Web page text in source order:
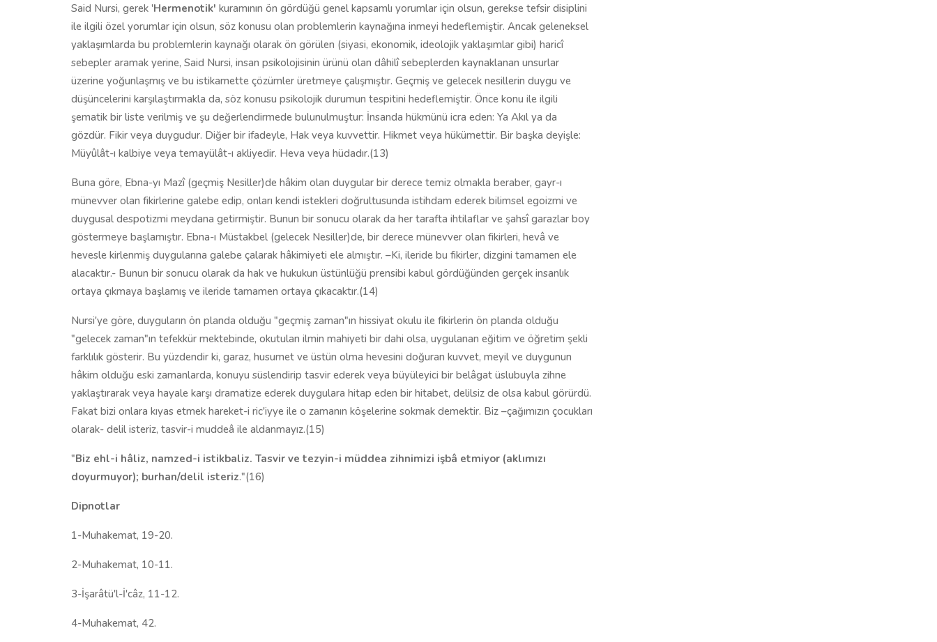
Said Nursi, gerek 'Hermenotik' kuramının ön gördüğü genel kapsamlı yorumlar için olsun, gerekse tefsir disiplini
ile ilgili özel yorumlar için olsun, söz konusu olan problemlerin kaynağına inmeyi hedeflemiştir. Ancak geleneksel
yaklaşımlarda bu problemlerin kaynağı olarak ön görülen (siyasi, ekonomik, ideolojik yaklaşımlar gibi) haricî
sebepler aramak yerine, Said Nursi, insan psikolojisinin ürünü olan dâhilî sebeplerden kaynaklanan unsurlar
üzerine yoğunlaşmış ve bu istikamette çözümler üretmeye çalışmıştır. Geçmiş ve gelecek nesillerin duygu ve
düşüncelerini karşılaştırmakla da, söz konusu psikolojik durumun tespitini hedeflemiştir. Önce konu ile ilgili
şematik bir liste verilmiş ve şu değerlendirmede bulunulmuştur: İnsanda hükmünü icra eden: Ya Akıl ya da
gözdür. Fikir veya duygudur. Diğer bir ifadeyle, Hak veya kuvvettir. Hikmet veya hükümettir. Bir başka deyişle:
Müyûlât-ı kalbiye veya temayülât-ı akliyedir. Heva veya hüdadır.(13)
Buna göre, Ebna-yı Mazî (geçmiş Nesiller)de hâkim olan duygular bir derece temiz olmakla beraber, gayr-ı
münevver olan fikirlerine galebe edip, onları kendi istekleri doğrultusunda istihdam ederek bilimsel egoizmi ve
duygusal despotizmi meydana getirmiştir. Bunun bir sonucu olarak da her tarafta ihtilaflar ve şahsî garazlar boy
göstermeye başlamıştır. Ebna-ı Müstakbel (gelecek Nesiller)de, bir derece münevver olan fikirleri, hevâ ve
hevesle kirlenmiş duygularına galebe çalarak hâkimiyeti ele almıştır. –Ki, ileride bu fikirler, dizgini tamamen ele
alacaktır.- Bunun bir sonucu olarak da hak ve hukukun üstünlüğü prensibi kabul gördüğünden gerçek insanlık
ortaya çıkmaya başlamış ve ileride tamamen ortaya çıkacaktır.(14)
Nursi'ye göre, duyguların ön planda olduğu "geçmiş zaman"ın hissiyat okulu ile fikirlerin ön planda olduğu
"gelecek zaman"ın tefekkür mektebinde, okutulan ilmin mahiyeti bir dahi olsa, uygulanan eğitim ve öğretim şekli
farklılık gösterir. Bu yüzdendir ki, garaz, husumet ve üstün olma hevesini doğuran kuvvet, meyil ve duygunun
hâkim olduğu eski zamanlarda, konuyu süslendirip tasvir ederek veya büyüleyici bir belâgat üslubuyla zihne
yaklaştırarak veya hayale karşı dramatize ederek duygulara hitap eden bir hitabet, delilsiz de olsa kabul görürdü.
Fakat bizi onlara kıyas etmek hareket-i ric'iyye ile o zamanın köşelerine sokmak demektir. Biz –çağımızın çocukları
olarak- delil isteriz, tasvir-i muddeâ ile aldanmayız.(15)
"Biz ehl-i hâliz, namzed-i istikbaliz. Tasvir ve tezyin-i müddea zihnimizi işbâ etmiyor (aklımızı
doyurmuyor); burhan/delil isteriz."(16)
Dipnotlar
1-Muhakemat, 19-20.
2-Muhakemat, 10-11.
3-İşarâtü'l-İ'câz, 11-12.
4-Muhakemat, 42.